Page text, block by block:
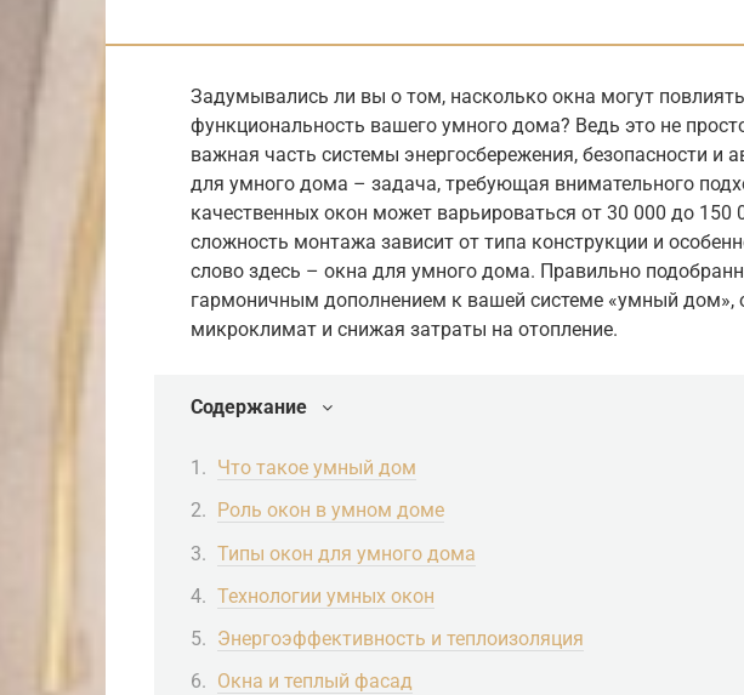
Задумывались ли вы о том, насколько окна могут
функциональность вашего умного дома? Ведь это не
важная часть системы энергосбережения, безопасности и
для умного дома – задача, требующая внимательного
качественных окон может варьироваться от 30 000 до 150
сложность монтажа зависит от типа конструкции и
слово здесь – окна для умного дома. Правильно
гармоничным дополнением к вашей системе «умный дом»,
микроклимат и снижая затраты на отопление.
Содержание
Что такое умный дом
Роль окон в умном доме
Типы окон для умного дома
Технологии умных окон
Энергоэффективность и теплоизоляция
Окна и теплый фасад